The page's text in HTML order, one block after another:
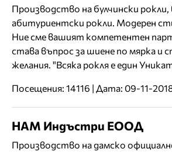
Производство на булчински рокли,
абитуриентски рокли. Модерен
Ние сме вашият компетентен
става въпрос за шиене по мярка и
желания. "Всяка рокля е един
Посещения: 14116 | Дата: 09-11-
НАМ Индъстри ЕООД
Производство на дамско